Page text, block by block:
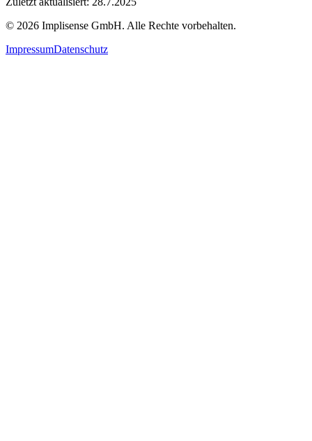
© 2026 Implisense GmbH. Alle Rechte vorbehalten.
ImpressumDatenschutz